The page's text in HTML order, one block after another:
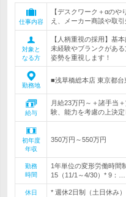
仕事内容
【デスクワーク＋αの
え、メーカー商談や取
対象と
なる方
【人柄重視の採用】基
未経験やブランクがあ
姿勢を重視します！
勤務地
■浅草橋総本店 東京都
給与
月給23万円～＋諸手当
験、能力を考慮の上決
初年度
年収
350万円～550万円
勤務
時間
1年単位の変形労働時間
15（11/1～4/30）* 9：…
休日
* 週休2日制（土日休み